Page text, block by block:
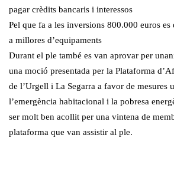
pagar crèdits bancaris i interessos
Pel que fa a les inversions 800.000 euros es
a millores d’equipaments
Durant el ple també es van aprovar per
una moció presentada per la Plataforma
de l’Urgell i La Segarra a favor de mesures
l’emergència habitacional i la pobresa
ser molt ben acollit per una vintena de
plataforma que van assistir al ple.